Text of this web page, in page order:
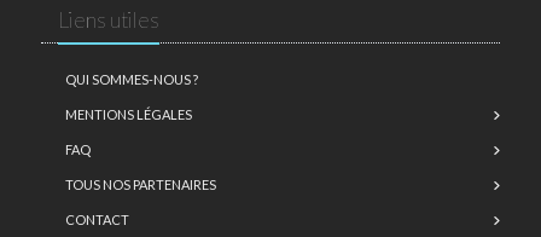
Liens utiles
QUI SOMMES-NOUS ?
MENTIONS LÉGALES
FAQ
TOUS NOS PARTENAIRES
CONTACT